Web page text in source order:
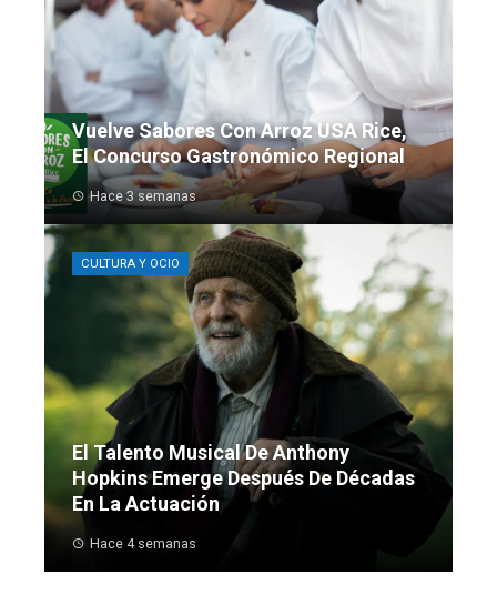
Vuelve Sabores Con Arroz USA Rice,
El Concurso Gastronómico Regional
Hace 3 semanas
CULTURA Y OCIO
El Talento Musical De Anthony
Hopkins Emerge Después De Décadas
En La Actuación
Hace 4 semanas